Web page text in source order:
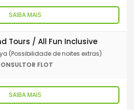
SAIBA MAIS
Tours / All Fun Inclusive
(Possibilidade de noites extras)
FLOT
SAIBA MAIS